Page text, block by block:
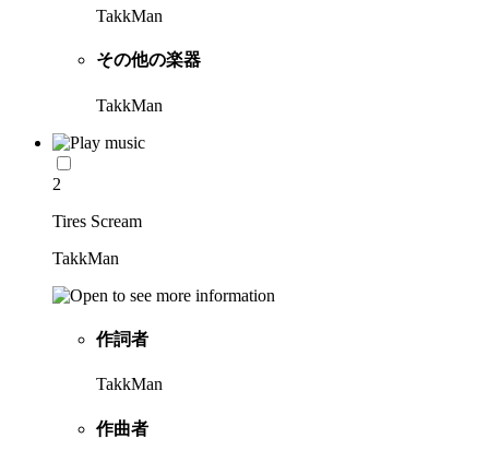
TakkMan
その他の楽器
TakkMan
2
Tires Scream
TakkMan
作詞者
TakkMan
作曲者